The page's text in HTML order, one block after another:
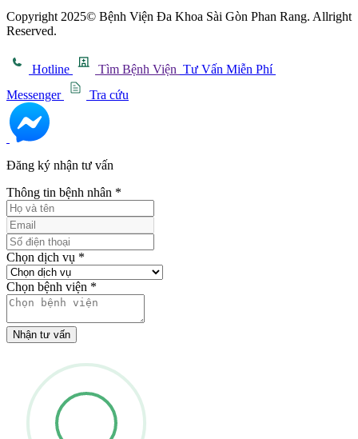
Copyright 2025© Bệnh Viện Đa Khoa Sài Gòn Phan Rang. Allright
Reserved.
Hotline Tìm Bệnh Viện Tư Vấn Miễn Phí
Messenger
Tra cứu
Đăng ký nhận tư vấn
Thông tin bệnh nhân *
Chọn dịch vụ *
Chọn bệnh viện *
Nhận tư vấn